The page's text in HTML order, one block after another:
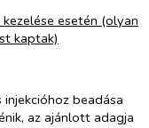
esetén (olyan
kaptak)
beadása
az ajánlott adagja